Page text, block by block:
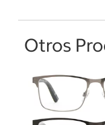
Otros